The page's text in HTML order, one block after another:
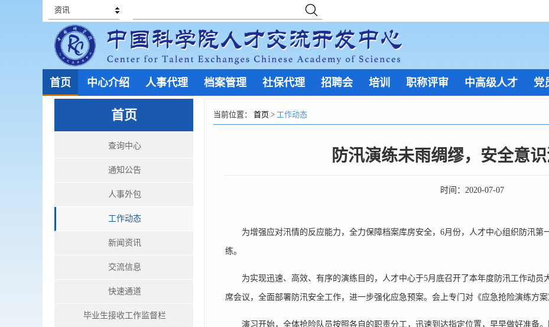
资讯
首页 中心介绍 人事代理 档案管理 社保代理 招聘会 培训 职称评审 中高级人才 党
首页
查询中心
通知公告
人事外包
工作动态
新闻资讯
交流信息
快速通道
毕业生接收工作监督栏
当前位置： 首页 > 工作动态
防汛演练未雨绸缪，安全意
时间： 2020-07-07
为增强应对汛情的反应能力，全力保障档案库房安全，6月份，人才中心组织防汛第
练。
为实现迅速、高效、有序的演练目的，人才中心于5月底召开了本年度防汛工作动员
席会议，全面部署防汛安全工作，进一步强化应急预案。会上专门对《应急抢险演练方案
演习开始，全体抢险队员按照各自的职责分工，迅速到达指定位置，早早做好准备。